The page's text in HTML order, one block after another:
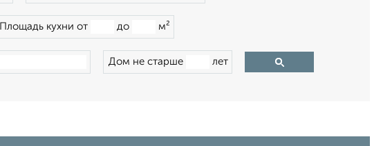
Площадь кухни от до м²
Дом не старше лет